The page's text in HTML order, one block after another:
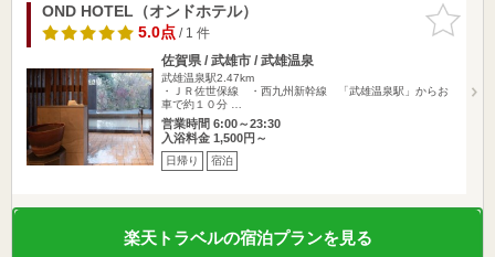
お気に入
りに追加
OND HOTEL（オンドホテル）
5.0点/ 1 件
佐賀県 / 武雄市 / 武雄温泉
武雄温泉駅2.47km
・ＪＲ佐世保線 ・西九州新幹線 「武雄温泉駅」からお
車で約１０分 …
営業時間 6:00～23:30
入浴料金 1,500円～
日帰り 宿泊
楽天トラベルの宿泊プランを見る